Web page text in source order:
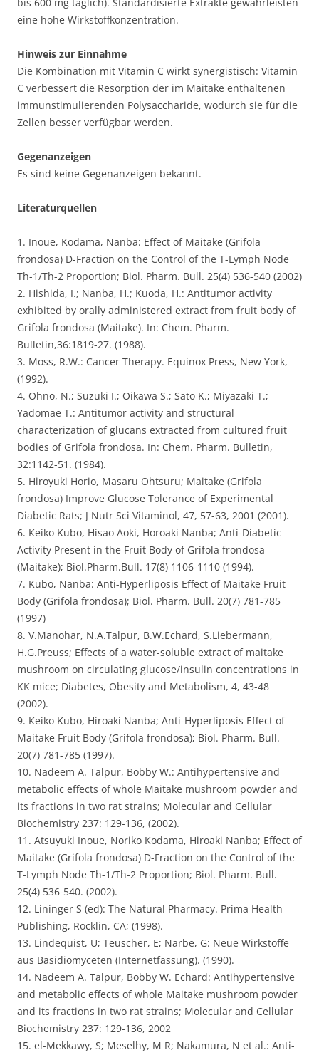
bis 600 mg täglich). Standardisierte Extrakte gewährleisten
eine hohe Wirkstoffkonzentration.
Hinweis zur Einnahme
Die Kombination mit Vitamin C wirkt synergistisch: Vitamin
C verbessert die Resorption der im Maitake enthaltenen
immunstimulierenden Polysaccharide, wodurch sie für die
Zellen besser verfügbar werden.
Gegenanzeigen
Es sind keine Gegenanzeigen bekannt.
Literaturquellen
1. Inoue, Kodama, Nanba: Effect of Maitake (Grifola
frondosa) D-Fraction on the Control of the T-Lymph Node
Th-1/Th-2 Proportion; Biol. Pharm. Bull. 25(4) 536-540 (2002)
2. Hishida, I.; Nanba, H.; Kuoda, H.: Antitumor activity
exhibited by orally administered extract from fruit body of
Grifola frondosa (Maitake). In: Chem. Pharm.
Bulletin,36:1819-27. (1988).
3. Moss, R.W.: Cancer Therapy. Equinox Press, New York,
(1992).
4. Ohno, N.; Suzuki I.; Oikawa S.; Sato K.; Miyazaki T.;
Yadomae T.: Antitumor activity and structural
characterization of glucans extracted from cultured fruit
bodies of Grifola frondosa. In: Chem. Pharm. Bulletin,
32:1142-51. (1984).
5. Hiroyuki Horio, Masaru Ohtsuru; Maitake (Grifola
frondosa) Improve Glucose Tolerance of Experimental
Diabetic Rats; J Nutr Sci Vitaminol, 47, 57-63, 2001 (2001).
6. Keiko Kubo, Hisao Aoki, Horoaki Nanba; Anti-Diabetic
Activity Present in the Fruit Body of Grifola frondosa
(Maitake); Biol.Pharm.Bull. 17(8) 1106-1110 (1994).
7. Kubo, Nanba: Anti-Hyperliposis Effect of Maitake Fruit
Body (Grifola frondosa); Biol. Pharm. Bull. 20(7) 781-785
(1997)
8. V.Manohar, N.A.Talpur, B.W.Echard, S.Liebermann,
H.G.Preuss; Effects of a water-soluble extract of maitake
mushroom on circulating glucose/insulin concentrations in
KK mice; Diabetes, Obesity and Metabolism, 4, 43-48
(2002).
9. Keiko Kubo, Hiroaki Nanba; Anti-Hyperliposis Effect of
Maitake Fruit Body (Grifola frondosa); Biol. Pharm. Bull.
20(7) 781-785 (1997).
10. Nadeem A. Talpur, Bobby W.: Antihypertensive and
metabolic effects of whole Maitake mushroom powder and
its fractions in two rat strains; Molecular and Cellular
Biochemistry 237: 129-136, (2002).
11. Atsuyuki Inoue, Noriko Kodama, Hiroaki Nanba; Effect of
Maitake (Grifola frondosa) D-Fraction on the Control of the
T-Lymph Node Th-1/Th-2 Proportion; Biol. Pharm. Bull.
25(4) 536-540. (2002).
12. Lininger S (ed): The Natural Pharmacy. Prima Health
Publishing, Rocklin, CA; (1998).
13. Lindequist, U; Teuscher, E; Narbe, G: Neue Wirkstoffe
aus Basidiomyceten (Internetfassung). (1990).
14. Nadeem A. Talpur, Bobby W. Echard: Antihypertensive
and metabolic effects of whole Maitake mushroom powder
and its fractions in two rat strains; Molecular and Cellular
Biochemistry 237: 129-136, 2002
15. el-Mekkawy, S; Meselhy, M R; Nakamura, N et al.: Anti-